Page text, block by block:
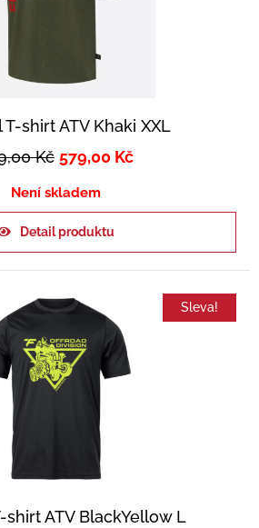
T-shirt ATV Khaki XXL
Kč 579,00 Kč
Není skladem
Detail produktu
Sleva!
shirt ATV BlackYellow L